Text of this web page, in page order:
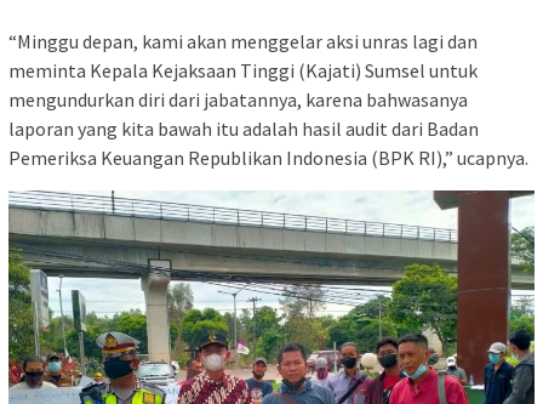
“Minggu depan, kami akan menggelar aksi unras lagi dan
meminta Kepala Kejaksaan Tinggi (Kajati) Sumsel untuk
mengundurkan diri dari jabatannya, karena bahwasanya
laporan yang kita bawah itu adalah hasil audit dari Badan
Pemeriksa Keuangan Republikan Indonesia (BPK RI),” ucapnya.